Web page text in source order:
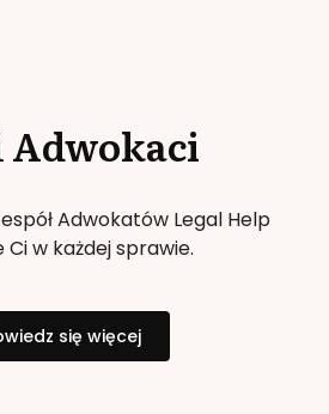
Adwokaci
Adwokatów Legal Help
Ci w każdej sprawie.
się więcej